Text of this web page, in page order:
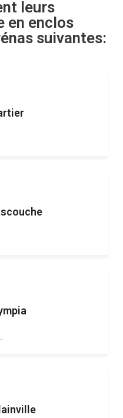
leurs
en enclos
suivantes: